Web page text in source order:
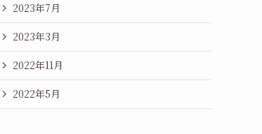
2023年7月
2023年3月
2022年11月
2022年5月